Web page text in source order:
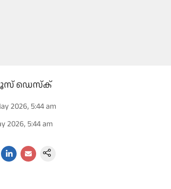
ഡെസ്ക്
2026, 5:44 am
2026, 5:44 am